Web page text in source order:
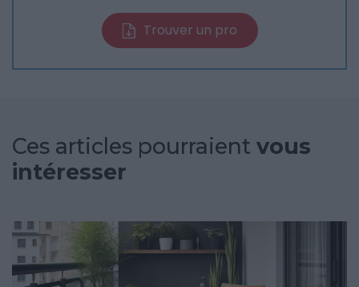
Trouver un pro
Ces articles pourraient vous
intéresser